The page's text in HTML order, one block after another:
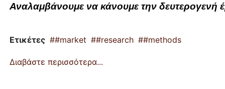
Αναλαμβάνουμε να κάνουμε την δευτερογενή
Ετικέτες #market #research #methods
Διαβάστε περισσότερα...